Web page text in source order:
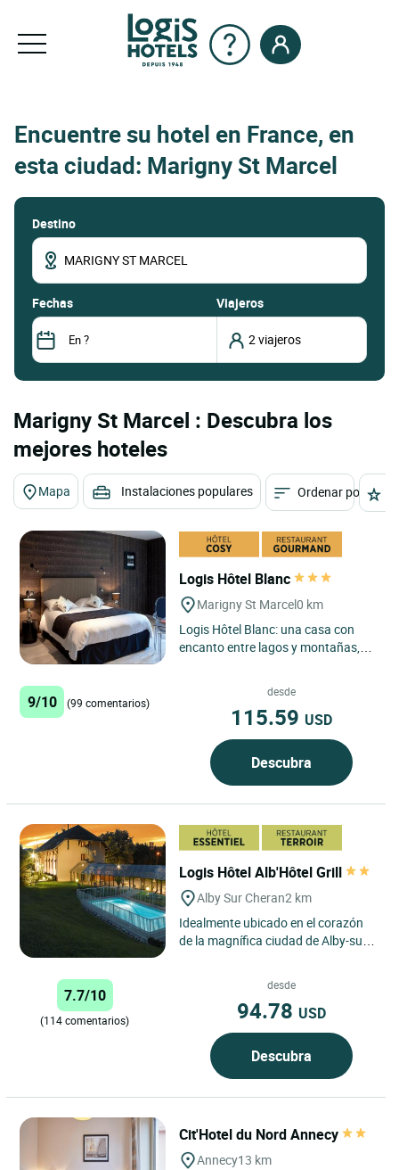
Encuentre su hotel en France, en
esta ciudad: Marigny St Marcel
Destino
fechas Viajeros
Marigny St Marcel : Descubra los
mejores hoteles
Mapa Instalaciones populares Ordenar por
Logis Hôtel Blanc
Marigny St Marcel0 km
Logis Hôtel Blanc: una casa con
encanto entre lagos y montañas,
9/10 (99 comentarios)
desde
115.59 USD
Descubra
Logis Hôtel Alb'Hôtel Grill
Alby Sur Cheran2 km
Idealmente ubicado en el corazón
de la magnífica ciudad de Alby-sur-
7.7/10
(114 comentarios)
desde
94.78 USD
Descubra
Cit'Hotel du Nord Annecy
Annecy13 km